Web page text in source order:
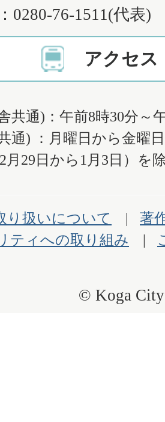
0280-76-1511(代表)
アクセス
共通)：午前8時30分～
通) ：月曜日から金曜
月29日から1月3日）を
り扱いについて
著
ティへの取り組み
© Koga City